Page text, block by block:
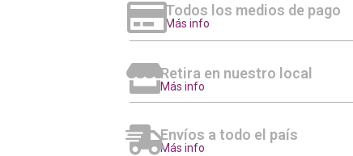
Todos los medios de pago
Más info
Retira en nuestro local
Más info
Envíos a todo el país
Más info